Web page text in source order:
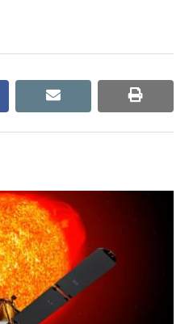
email print